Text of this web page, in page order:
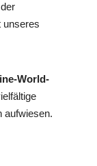
unseres
World-
aufwiesen.